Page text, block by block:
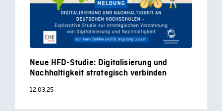
Neue HFD-Studie: Digitalisierung und
Nachhaltigkeit strategisch verbinden
12.03.25